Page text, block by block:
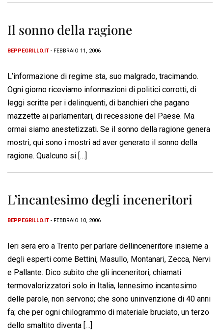
Il sonno della ragione
BEPPEGRILLO.IT - FEBBRAIO 11, 2006
L’informazione di regime sta, suo malgrado, tracimando.
Ogni giorno riceviamo informazioni di politici corrotti, di
leggi scritte per i delinquenti, di banchieri che pagano
mazzette ai parlamentari, di recessione del Paese. Ma
ormai siamo anestetizzati. Se il sonno della ragione genera
mostri, qui sono i mostri ad aver generato il sonno della
ragione. Qualcuno si […]
L’incantesimo degli inceneritori
BEPPEGRILLO.IT - FEBBRAIO 10, 2006
Ieri sera ero a Trento per parlare dellinceneritore insieme a
degli esperti come Bettini, Masullo, Montanari, Zecca, Nervi
e Pallante. Dico subito che gli inceneritori, chiamati
termovalorizzatori solo in Italia, lennesimo incantesimo
delle parole, non servono; che sono uninvenzione di 40 anni
fa; che per ogni chilogrammo di materiale bruciato, un terzo
dello smaltito diventa […]